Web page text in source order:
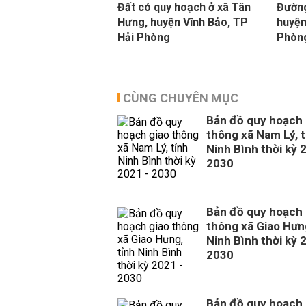
Đất có quy hoạch ở xã Tân
Hưng, huyện Vĩnh Bảo, TP
Hải Phòng
CÙNG CHUYÊN MỤC
Bản đồ quy hoạch
thông xã Nam Lý,
Ninh Bình thời kỳ
2030
Bản đồ quy hoạch
thông xã Giao
Ninh Bình thời kỳ
2030
Bản đồ quy hoạch